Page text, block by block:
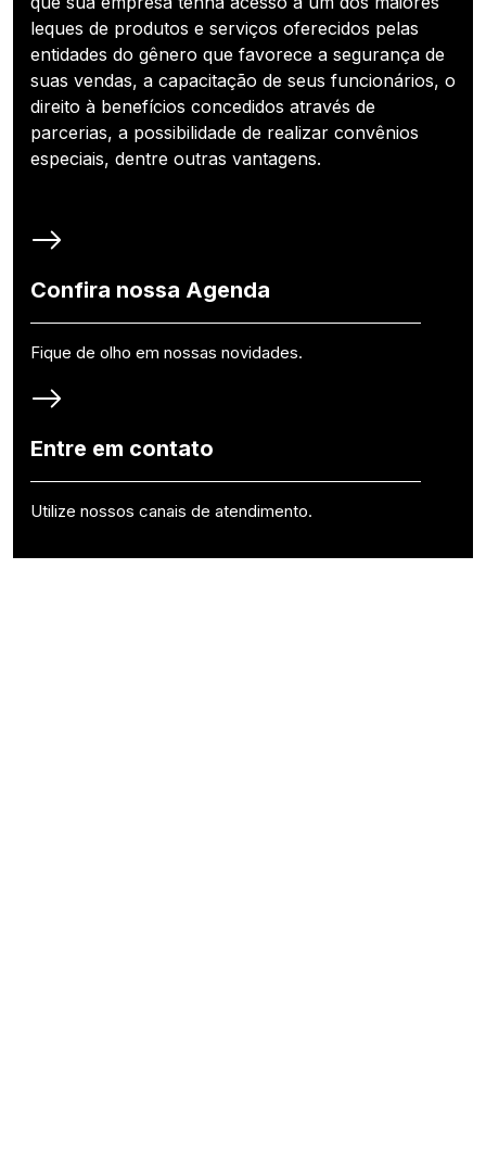
leques de produtos e serviços oferecidos pelas
entidades do gênero que favorece a segurança de
suas vendas, a capacitação de seus funcionários, o
direito à benefícios concedidos através de
parcerias, a possibilidade de realizar convênios
especiais, dentre outras vantagens.
Confira nossa Agenda
Fique de olho em nossas novidades.
Entre em contato
Utilize nossos canais de atendimento.